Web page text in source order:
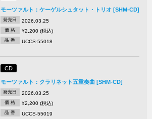
モーツァルト：ケーゲルシュタット・トリオ [SHM-CD]
発売日 2026.03.25
価 格 ¥2,200 (税込)
品 番 UCCS-55018
CD
モーツァルト：クラリネット五重奏曲 [SHM-CD]
発売日 2026.03.25
価 格 ¥2,200 (税込)
品 番 UCCS-55019